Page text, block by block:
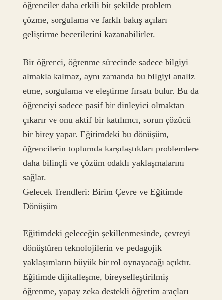
öğrenciler daha etkili bir şekilde problem
çözme, sorgulama ve farklı bakış açıları
geliştirme becerilerini kazanabilirler.
Bir öğrenci, öğrenme sürecinde sadece bilgiyi
almakla kalmaz, aynı zamanda bu bilgiyi analiz
etme, sorgulama ve eleştirme fırsatı bulur. Bu da
öğrenciyi sadece pasif bir dinleyici olmaktan
çıkarır ve onu aktif bir katılımcı, sorun çözücü
bir birey yapar. Eğitimdeki bu dönüşüm,
öğrencilerin toplumda karşılaştıkları problemlere
daha bilinçli ve çözüm odaklı yaklaşmalarını
sağlar.
Gelecek Trendleri: Birim Çevre ve Eğitimde
Dönüşüm
Eğitimdeki geleceğin şekillenmesinde, çevreyi
dönüştüren teknolojilerin ve pedagojik
yaklaşımların büyük bir rol oynayacağı açıktır.
Eğitimde dijitalleşme, bireyselleştirilmiş
öğrenme, yapay zeka destekli öğretim araçları